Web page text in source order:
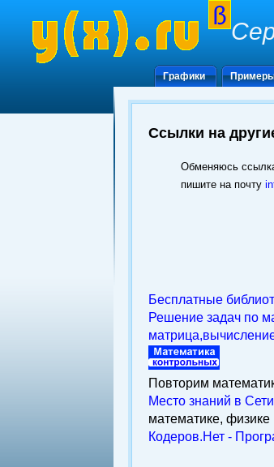
Графики
Ссылки на
Обменяюсь
пишите на почту
Бесплатные
Решение задач по
Повторим
Место знаний в Сети
математике,
Кодеров.Нет -